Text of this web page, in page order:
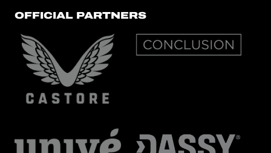
OFFICIAL PARTNERS